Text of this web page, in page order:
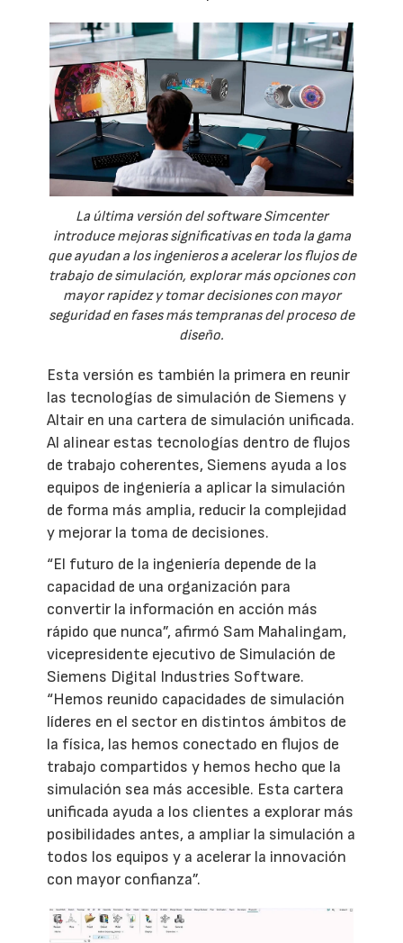
La última versión del software Simcenter
introduce mejoras significativas en toda la gama
que ayudan a los ingenieros a acelerar los flujos de
trabajo de simulación, explorar más opciones con
mayor rapidez y tomar decisiones con mayor
seguridad en fases más tempranas del proceso de
diseño.
Esta versión es también la primera en reunir
las tecnologías de simulación de Siemens y
Altair en una cartera de simulación unificada.
Al alinear estas tecnologías dentro de flujos
de trabajo coherentes, Siemens ayuda a los
equipos de ingeniería a aplicar la simulación
de forma más amplia, reducir la complejidad
y mejorar la toma de decisiones.
“El futuro de la ingeniería depende de la
capacidad de una organización para
convertir la información en acción más
rápido que nunca”, afirmó Sam Mahalingam,
vicepresidente ejecutivo de Simulación de
Siemens Digital Industries Software.
“Hemos reunido capacidades de simulación
líderes en el sector en distintos ámbitos de
la física, las hemos conectado en flujos de
trabajo compartidos y hemos hecho que la
simulación sea más accesible. Esta cartera
unificada ayuda a los clientes a explorar más
posibilidades antes, a ampliar la simulación a
todos los equipos y a acelerar la innovación
con mayor confianza”.